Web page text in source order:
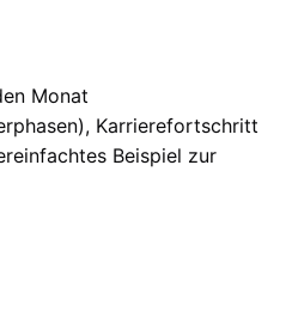
Monat
Karrierefortschritt
Beispiel zur